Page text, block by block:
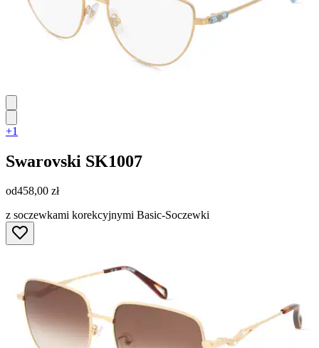
+1
Swarovski SK1007
od458,00 zł
z soczewkami korekcyjnymi Basic-Soczewki